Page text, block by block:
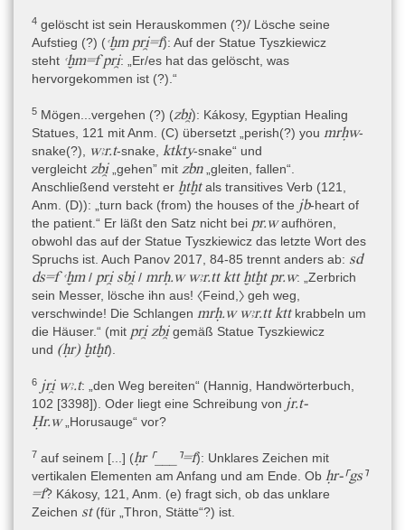
Ähnlichkeiten in Material, Dekoration und Inschriften
dafürsprechen, dass es zeitgenössische Denkmäler sind (das
wäre dann die Zeit Nektanebos’ II., weil dieMetternichstele
dieser Regierung stammt) (Buhl 1959, 165). An anderer Stelle
vier Widderköpfen sitzend in der Sonnenscheibe als ein beliebtes
Motiv der 30. Dynastie (Buhl 1959, 202). El-Sayed datiert den
Torso ohne genauere Begründung oder weitere Spezifizierung in
die Ptolemäerzeit, ebenso wie die Heilstatue Tyszkiewicz (Louvre
E 10777) (El-Sayed 1982, 469). Sternberg-El Hotabi gibt als
Datierung „Frühe Hochphase" der Horusstelenproduktion an,
womit sie die Zeit 380-280 v. Chr. meint, d.h. von Nektanebos I.
bis Ptolemaios I. (Sternberg el-Hotabi 1999, I, 105-109; II, ix und
107). Dies beruht einerseits auf den datierbaren Heilstatuen,
andererseits auf einer typologischen Untersuchung der
Horuscippi/Horusstelen, die normalerweise von solchen
Heilstatuen gehalten werden (komplett zerstört auf der Heilstatue
Neapel). Auch sie nennt die Darstellung des pantheistischen
Sonnengottes mit vier Widderköpfen sitzend in der
Museumskatalog von Pirelli/Cantilena und Rubino 1989 findet sich
keine Datierung, bei Borriello und Giove 2000, 38 steht „Late
Period“, im Katalog Giustozzi 2016, 136 wird „Dynasty XXX / early
Nicht mehr dem Stand der Forschung entsprechend ist Marucchi,
der meint, dass der Torso etwa zeitgleich mit der in ähnlicher
Weise vollgeschriebenen naoforen Statue des Udjahorresnet im
Vatikan ist, die seiner Meinung nach aus der Saitenzeit, 7.-6. Jh.
4 gelöscht ist sein Herauskommen (?)/ Lösche seine
Aufstieg (?) (ꜥḫm pri̯=f): Auf der Statue Tyszkiewicz
steht ꜥḫm=f pri̯: „Er/es hat das gelöscht, was
hervorgekommen ist (?).“
5 Mögen...vergehen (?) (zbi̯): Kákosy, Egyptian Healing
Statues, 121 mit Anm. (C) übersetzt „perish(?) you mrḥw-
snake(?), wꜣr.t-snake, ktkty-snake“ und
vergleicht zbi̯„gehen” mit zbn„gleiten, fallen“.
Anschließend versteht er ḫtḫtals transitives Verb (121,
Anm. (D)): „turn back (from) the houses of the jb-heart of
the patient.“ Er läßt den Satz nicht bei pr.waufhören,
obwohl das auf der Statue Tyszkiewicz das letzte Wort des
Spruchs ist. Auch Panov 2017, 84-85 trennt anders ab: sd
ds=f ꜥḫm/ pri̯ sbi̯/ mrḥ.w wꜣr.tt ktt ḫtḫt pr.w: „Zerbrich
sein Messer, lösche ihn aus! 〈Feind,〉 geh weg,
verschwinde! Die Schlangen mrḥ.w wꜣr.tt kttkrabbeln um
die Häuser.“ (mit pri̯ zbi̯gemäß Statue Tyszkiewicz
und (ḥr) ḫtḫt).
6 jri̯ wꜣ.t: „den Weg bereiten“ (Hannig, Handwörterbuch,
102 [3398]). Oder liegt eine Schreibung von jr.t-
Ḥr.w„Horusauge“ vor?
7 auf seinem [...] (ḥr ⸢___⸣=f): Unklares Zeichen mit
vertikalen Elementen am Anfang und am Ende. Ob ḥr-⸢gs⸣
=f? Kákosy, 121, Anm. (e) fragt sich, ob das unklare
Zeichen st (für „Thron, Stätte“?) ist.